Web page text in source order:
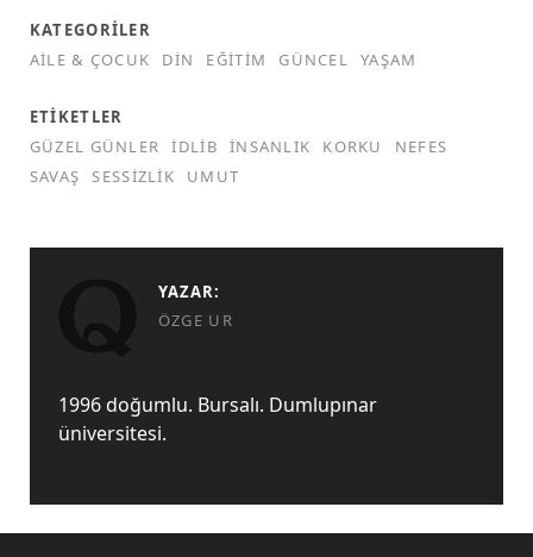
KATEGORILER
AILE & ÇOCUK
DIN EĞITIM GÜNCEL YAŞAM
ETIKETLER
GÜZEL GÜNLER
IDLIB INSANLIK KORKU
NEFES
SAVAŞ
SESSIZLIK UMUT
YAZAR:
ÖZGE UR
1996 doğumlu. Bursalı. Dumlupınar
üniversitesi.